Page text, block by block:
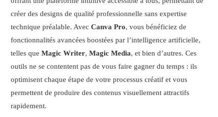
créer des designs de qualité professionnelle sans expertise
technique préalable. AvecCanva Pro, vous bénéficiez de
fonctionnalités avancées boostées par l’intelligence artificielle,
telles queMagic Writer,Magic Media, et bien d’autres. Ces
outils ne se contentent pas de vous faire gagner du temps : ils
optimisent chaque étape de votre processus créatif et vous
permettent de produire des contenus visuellement attractifs
rapidement.